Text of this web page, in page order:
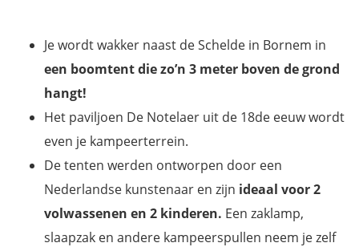
Je wordt wakker naast de Schelde in Bornem in
een boomtent die zo’n 3 meter boven de grond
hangt!
Het paviljoen De Notelaer uit de 18de eeuw wordt
even je kampeerterrein.
De tenten werden ontworpen door een
Nederlandse kunstenaar en zijn ideaal voor 2
volwassenen en 2 kinderen. Een zaklamp,
slaapzak en andere kampeerspullen neem je zelf